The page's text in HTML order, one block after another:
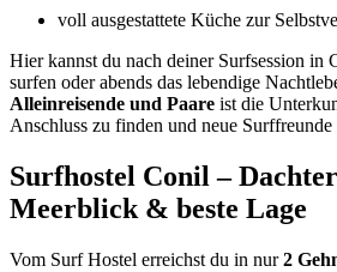
voll ausgestattete Küche zur
Hier kannst du nach deiner Surfsession in
surfen oder abends das lebendige
Alleinreisende und Paare ist die
Anschluss zu finden und neue Surffreunde
Surfhostel Conil –
Meerblick & beste Lage
Vom Surf Hostel erreichst du in nur2